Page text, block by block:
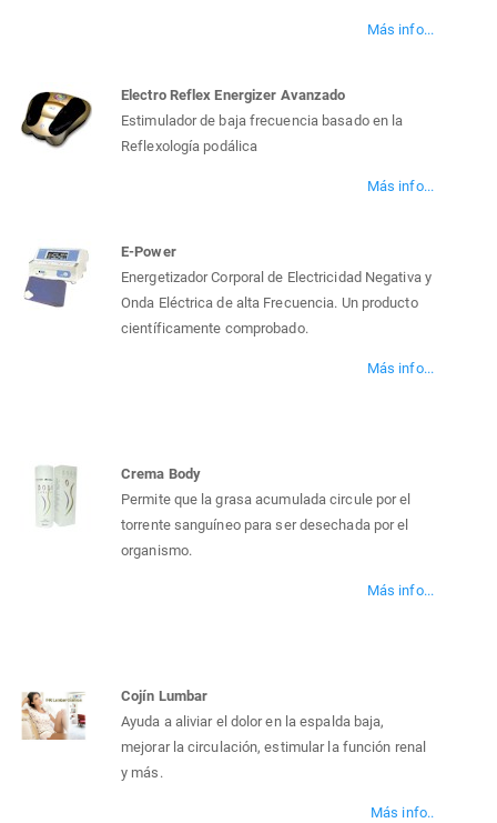
Más info...
Electro Reflex Energizer Avanzado
Estimulador de baja frecuencia basado en la
Reflexología podálica
Más info...
E-Power
Energetizador Corporal de Electricidad Negativa y
Onda Eléctrica de alta Frecuencia. Un producto
científicamente comprobado.
Más info...
Crema Body
Permite que la grasa acumulada circule por el
torrente sanguíneo para ser desechada por el
organismo.
Más info...
Cojín Lumbar
Ayuda a aliviar el dolor en la espalda baja,
mejorar la circulación, estimular la función renal
y más.
Más info..